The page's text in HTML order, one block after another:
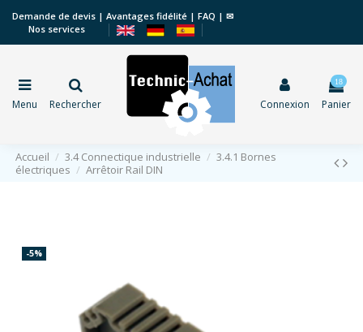
Demande de devis | Avantages fidélité | FAQ | ✉
Nos services
Menu Rechercher Connexion
18
Panier
Accueil 3.4 Connectique industrielle
3.4.1 Bornes
électriques
Arrêtoir Rail DIN
-5%